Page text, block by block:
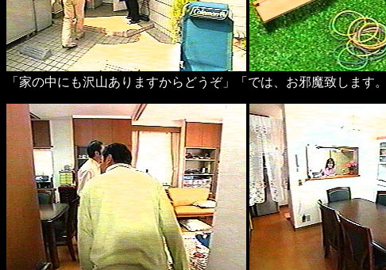
「家の中にも沢山ありますからどうぞ」「では、お邪魔致しま